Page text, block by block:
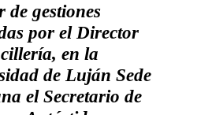
de gestiones
por el Director
en la
de Luján Sede
el Secretario de